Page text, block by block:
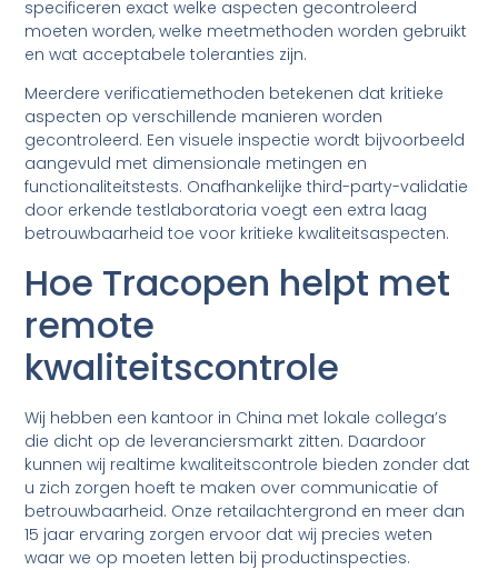
specificeren exact welke aspecten gecontroleerd
moeten worden, welke meetmethoden worden gebruikt
en wat acceptabele toleranties zijn.
Meerdere verificatiemethoden betekenen dat kritieke
aspecten op verschillende manieren worden
gecontroleerd. Een visuele inspectie wordt bijvoorbeeld
aangevuld met dimensionale metingen en
functionaliteitstests. Onafhankelijke third-party-validatie
door erkende testlaboratoria voegt een extra laag
betrouwbaarheid toe voor kritieke kwaliteitsaspecten.
Hoe Tracopen helpt met
remote
kwaliteitscontrole
Wij hebben een kantoor in China met lokale collega’s
die dicht op de leveranciersmarkt zitten. Daardoor
kunnen wij realtime kwaliteitscontrole bieden zonder dat
u zich zorgen hoeft te maken over communicatie of
betrouwbaarheid. Onze retailachtergrond en meer dan
15 jaar ervaring zorgen ervoor dat wij precies weten
waar we op moeten letten bij productinspecties.